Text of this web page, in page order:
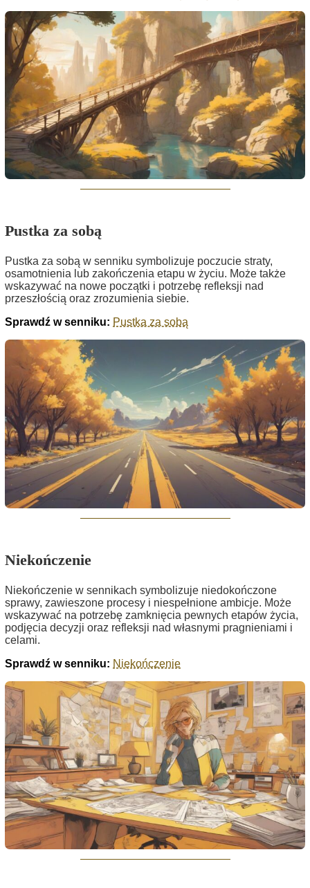
Pustka za sobą
Pustka za sobą w senniku symbolizuje poczucie straty,
osamotnienia lub zakończenia etapu w życiu. Może także
wskazywać na nowe początki i potrzebę refleksji nad
przeszłością oraz zrozumienia siebie.
Sprawdź w senniku: Pustka za sobą
Niekończenie
Niekończenie w sennikach symbolizuje niedokończone
sprawy, zawieszone procesy i niespełnione ambicje. Może
wskazywać na potrzebę zamknięcia pewnych etapów życia,
podjęcia decyzji oraz refleksji nad własnymi pragnieniami i
celami.
Sprawdź w senniku: Niekończenie